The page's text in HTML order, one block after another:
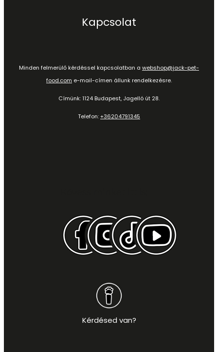
Kapcsolat
Minden felmerülő kérdéssel kapcsolatban a webshop@jack-pet-
food.com e-mail-címen állunk rendelkezésre.
Címünk: 1124 Budapest, Jagelló út 28.
Telefon:+36204791345
Kérdésed van?